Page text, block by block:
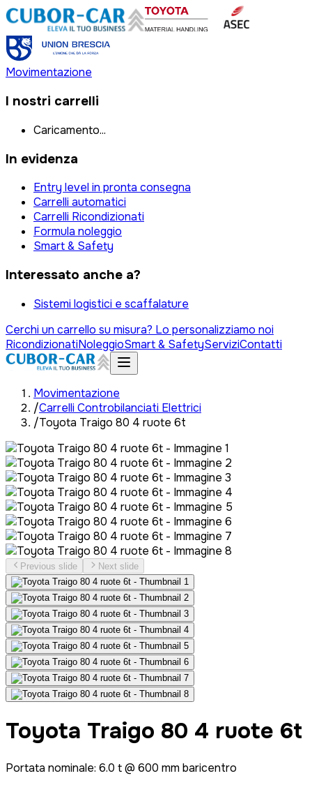
Movimentazione
I nostri carrelli
Caricamento...
In evidenza
Entry level in pronta consegna
Carrelli automatici
Carrelli Ricondizionati
Formula noleggio
Smart & Safety
Interessato anche a?
Sistemi logistici e scaffalature
Cerchi un carrello su misura? Lo personalizziamo noi
RicondizionatiNoleggioSmart & SafetyServiziContatti
Movimentazione
/Carrelli Controbilanciati Elettrici
/Toyota Traigo 80 4 ruote 6t
Previous slide Next slide
Toyota Traigo 80 4 ruote 6t
Portata nominale: 6.0 t @ 600 mm baricentro